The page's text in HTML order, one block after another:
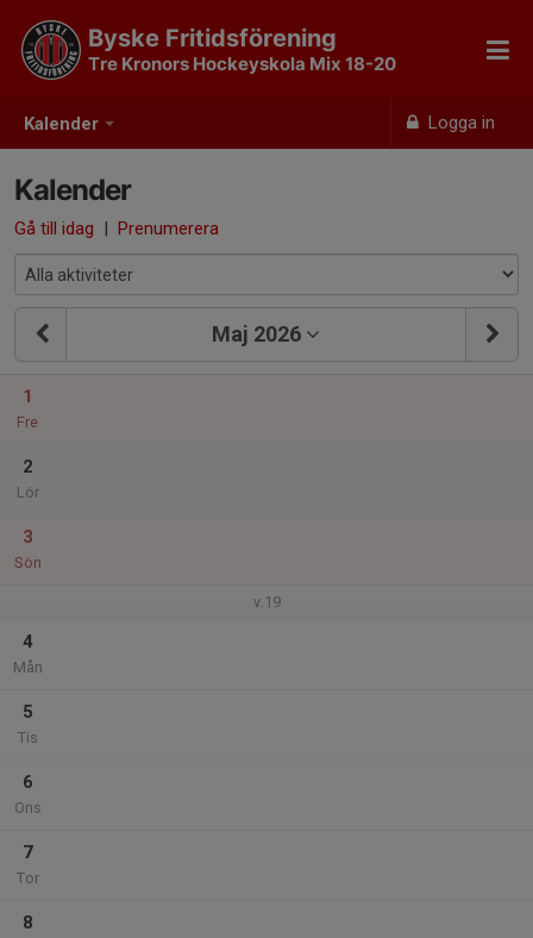
Kalender Logga in
Byske Fritidsförening
Tre Kronors Hockeyskola Mix 18-20
Kalender
Gå till idag | Prenumerera
Maj 2026
1
Fre
2
Lör
3
Sön
v.19
4
Mån
5
Tis
6
Ons
7
Tor
8